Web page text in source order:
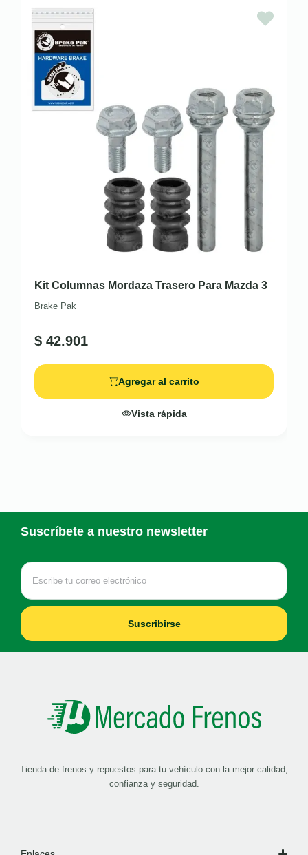
Kit Columnas Mordaza Trasero Para Mazda 3
Brake Pak
$ 42.901
Agregar al carrito
Vista rápida
Suscríbete a nuestro newsletter
Suscribirse
Tienda de frenos y repuestos para tu vehículo con la mejor calidad,
confianza y seguridad.